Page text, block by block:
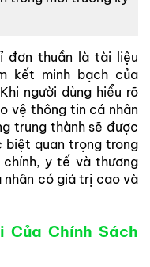
đơn thuần là tài liệu
kết minh bạch của
người dùng hiểu rõ
vệ thông tin cá nhân
trung thành sẽ được
biệt quan trọng trong
y tế và thương
nhân có giá trị cao và
Của Chính Sách